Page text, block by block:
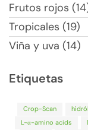
Frutos rojos
Tropicales (19)
Viña y uva (14)
Etiquetas
Crop-Scan
L-α-amino acids